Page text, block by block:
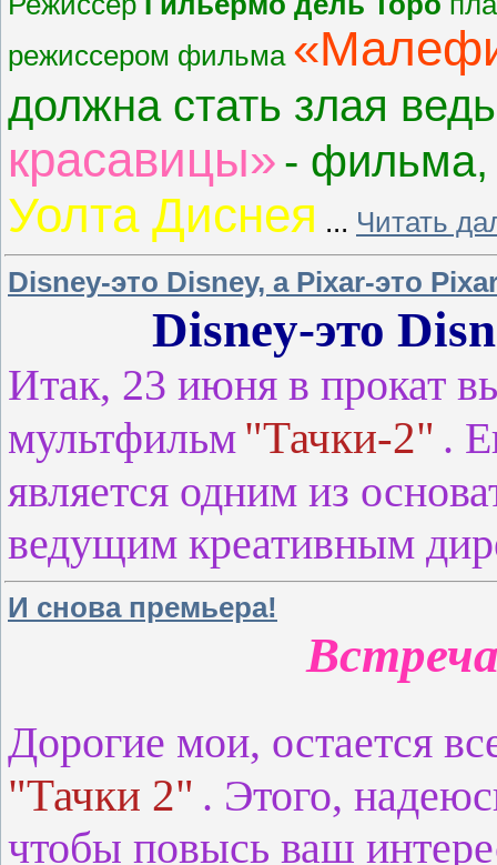
режиссером фильма
должна стать злая
красавицы» - фильма,
Уолта Диснея ... Читать
Disney-это Disney, а Pixar-это
Disney-это
Итак, 23 июня в прокат
мультфильм "Тачки-2" .
является одним из
ведущим креативным
И снова премьера!
Дорогие мои, остается
"Тачки 2" . Этого,
чтобы повысь ваш